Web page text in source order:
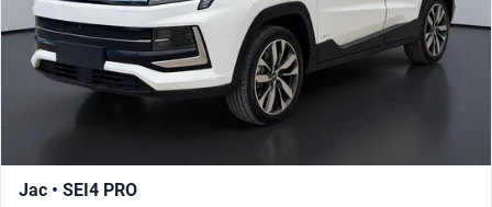
Jac • SEI4 PRO